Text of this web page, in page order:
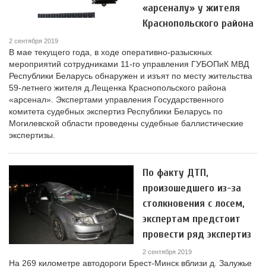
«арсеналу» у жителя
Краснопольского района
2 сентября 2019
В мае текущего года, в ходе оперативно-разыскных
мероприятий сотрудниками 11-го управления ГУБОПиК МВД
Республики Беларусь обнаружен и изъят по месту жительства
59-летнего жителя д.Лещенка Краснопольского района
«арсенал». Экспертами управления Государственного
комитета судебных экспертиз Республики Беларусь по
Могилевской области проведены судебные баллистические
экспертизы.
По факту ДТП,
произошедшего из-за
столкновения с лосем,
экспертам предстоит
провести ряд экспертиз
2 сентября 2019
На 269 километре автодороги Брест-Минск вблизи д. Залужье